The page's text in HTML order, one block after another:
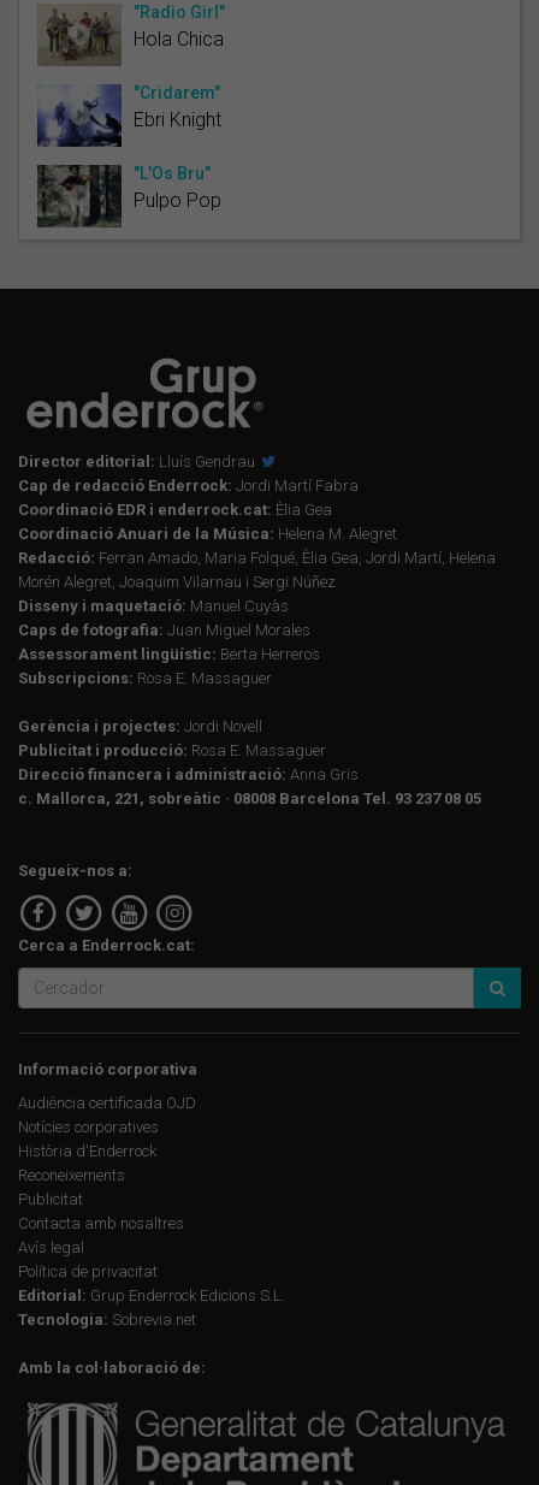
"Radio Girl"
Hola Chica
"Cridarem"
Ebri Knight
"L'Ós Bru"
Pulpo Pop
Director editorial: Lluís Gendrau
Cap de redacció Enderrock: Jordi Martí Fabra
Coordinació EDR i enderrock.cat: Èlia Gea
Coordinació Anuari de la Música: Helena M. Alegret
Redacció: Ferran Amado, Maria Folqué, Èlia Gea, Jordi Martí, Helena
Morén Alegret, Joaquim Vilarnau i Sergi Núñez
Disseny i maquetació: Manuel Cuyàs
Caps de fotografia: Juan Miguel Morales
Assessorament lingüístic: Berta Herreros
Subscripcions: Rosa E. Massaguer
Gerència i projectes: Jordi Novell
Publicitat i producció: Rosa E. Massaguer
Direcció financera i administració: Anna Gris
c. Mallorca, 221, sobreàtic · 08008 Barcelona Tel. 93 237 08 05
Segueix-nos a:
Cerca a Enderrock.cat:
Informació corporativa
Audiència certificada OJD
Notícies corporatives
Història d'Enderrock
Reconeixements
Publicitat
Contacta amb nosaltres
Avís legal
Política de privacitat
Editorial: Grup Enderrock Edicions S.L.
Tecnologia: Sobrevia.net
Amb la col·laboració de: